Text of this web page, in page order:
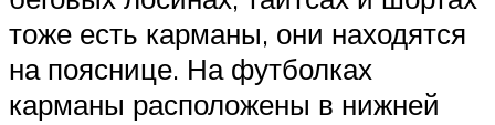
тоже есть карманы, они находятся
на пояснице. На футболках
карманы расположены в нижней